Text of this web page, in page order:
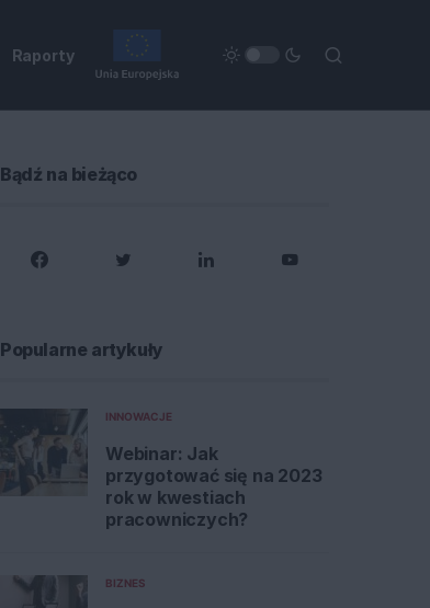
Raporty
Bądź na bieżąco
Popularne artykuły
INNOWACJE
Webinar: Jak
przygotować się na 2023
rok w kwestiach
pracowniczych?
BIZNES